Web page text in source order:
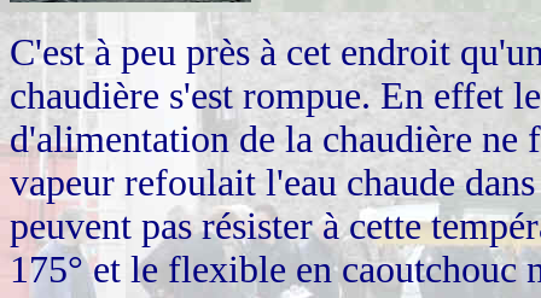
C'est à peu près à cet endroit
chaudière s'est rompue. En effet
d'alimentation de la chaudière ne
vapeur refoulait l'eau chaude
peuvent pas résister à cette
175° et le flexible en caoutchouc